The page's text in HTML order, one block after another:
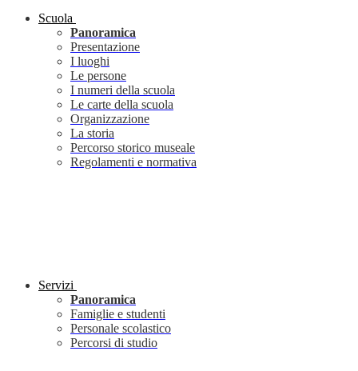
Scuola
Panoramica
Presentazione
I luoghi
Le persone
I numeri della scuola
Le carte della scuola
Organizzazione
La storia
Percorso storico museale
Regolamenti e normativa
Servizi
Panoramica
Famiglie e studenti
Personale scolastico
Percorsi di studio